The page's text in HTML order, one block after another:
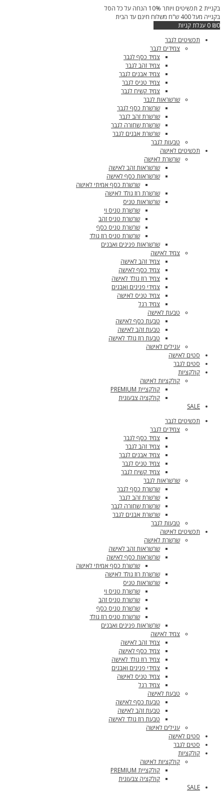
דילוג
לתוכן
בקניית 2 תכשיטים ויותר 10% הנחה על כל הסל
בקנייה מעל 400 ש"ח משלוח חינם עד הבית
₪0
0 עגלת קניות
תכשיטים לגבר
צמידים לגבר
צמיד כסף לגבר
צמיד זהב לגבר
צמיד אבנים לגבר
צמיד טניס לגבר
צמיד קשיח לגבר
שרשראות לגבר
שרשרת כסף לגבר
שרשרת זהב לגבר
שרשרת שחורה לגבר
שרשרת אבנים לגבר
טבעות לגבר
תכשיטים לאישה
שרשרת לאישה
שרשראות זהב לאישה
שרשראות כסף לאישה
שרשרת כסף אמיתי לאישה
שרשרת רוז גולד לאישה
שרשראות טניס
שרשרת טניס וי
שרשרת טניס זהב
שרשרת טניס כסף
שרשרת טניס רוז גולד
שרשראות פנינים ואבנים
צמיד לאישה
צמיד זהב לאישה
צמיד כסף לאישה
צמיד רוז גולד לאישה
צמידי פנינים ואבנים
צמיד טניס לאישה
צמיד רגל
טבעת לאישה
טבעת כסף לאישה
טבעת זהב לאישה
טבעת רוז גולד לאישה
עגילים לאישה
סטים לאישה
סטים לגבר
קולקציות
קולקציות לאישה
קולקציית PREMIUM
קולקציה צבעונית
SALE
תכשיטים לגבר
צמידים לגבר
צמיד כסף לגבר
צמיד זהב לגבר
צמיד אבנים לגבר
צמיד טניס לגבר
צמיד קשיח לגבר
שרשראות לגבר
שרשרת כסף לגבר
שרשרת זהב לגבר
שרשרת שחורה לגבר
שרשרת אבנים לגבר
טבעות לגבר
תכשיטים לאישה
שרשרת לאישה
שרשראות זהב לאישה
שרשראות כסף לאישה
שרשרת כסף אמיתי לאישה
שרשרת רוז גולד לאישה
שרשראות טניס
שרשרת טניס וי
שרשרת טניס זהב
שרשרת טניס כסף
שרשרת טניס רוז גולד
שרשראות פנינים ואבנים
צמיד לאישה
צמיד זהב לאישה
צמיד כסף לאישה
צמיד רוז גולד לאישה
צמידי פנינים ואבנים
צמיד טניס לאישה
צמיד רגל
טבעת לאישה
טבעת כסף לאישה
טבעת זהב לאישה
טבעת רוז גולד לאישה
עגילים לאישה
סטים לאישה
סטים לגבר
קולקציות
קולקציות לאישה
קולקציית PREMIUM
קולקציה צבעונית
SALE